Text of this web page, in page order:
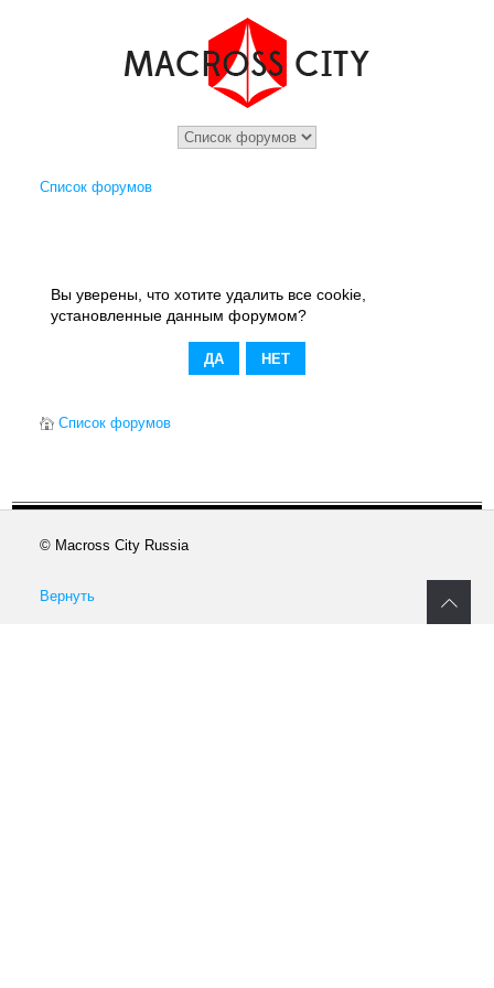
Список форумов
Вы уверены, что хотите удалить все cookie,
установленные данным форумом?
Список форумов
© Macross City Russia
Вернуть